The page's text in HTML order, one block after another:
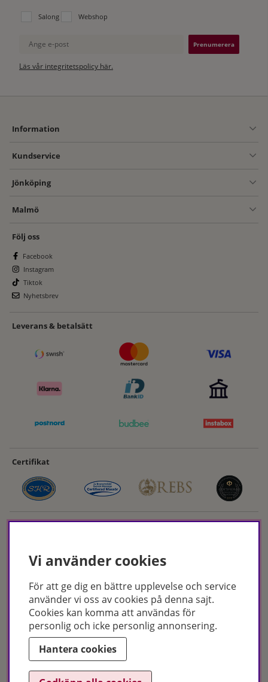
Välj vilken lista du vill prenumerera på:
Salong Webshop
Ange e-post
Läs vår integritetspolicy här.
Information
Kundservice
Jönköping
Malmö
Följ oss
Facebook
Instagram
Tiktok
Nyhetsbrev
Leverans & betalsätt
Certifikat
Hudoteket erbjuder ett noga utvalt sortiment inom hudvård, hårvård och
makeup – både online och i butik. Med över 50 års erfarenhet och
utbildade hudterapeuter hjälper vi dig att hitta rätt produkter och
behandlingar för just dina behov. Handla enkelt på hudoteket.se eller
besök oss i Jönköping och Malmö.
Copyright © Hudoteket 2025
Vi använder cookies
För att ge dig en bättre upplevelse och service
använder vi oss av cookies på denna sajt.
Cookies kan komma att användas för
personlig och icke personlig annonsering.
Hantera cookies